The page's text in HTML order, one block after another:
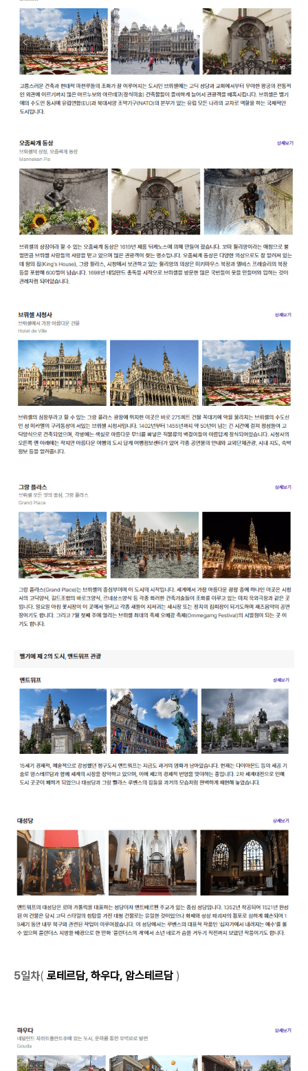
5일차( 로테르담, 하우다, 암스테르담 )